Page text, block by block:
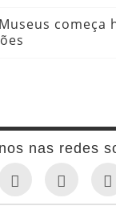
começa
nas redes